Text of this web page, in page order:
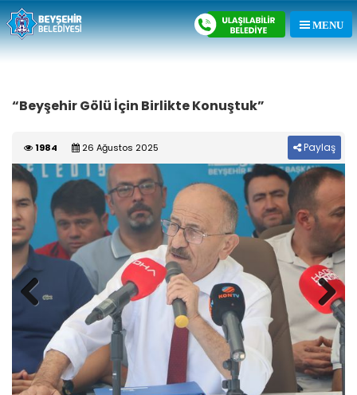
“Beyşehir Gölü İçin Birlikte Konuştuk”
1984 26 Ağustos 2025 Paylaş
Previous Next